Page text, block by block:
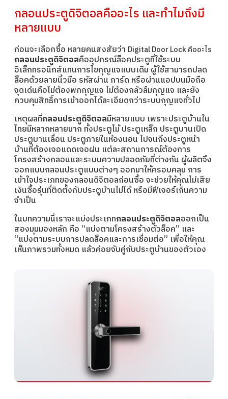
กลอนประตูดิจิตอลคืออะไร และทำไมถึงมี
หลายแบบ
ก่อนจะเลือกซื้อ หลายคนสงสัยว่า Digital Door Lock คืออะไร
กลอนประตูดิจิตอลคืออุปกรณ์ล็อคประตูที่ใช้ระบบ
อิเล็กทรอนิกส์แทนการไขกุญแจแบบเดิม ผู้ใช้สามารถปลด
ล็อคด้วยลายนิ้วมือ รหัสผ่าน การ์ด หรือผ่านแอปบนมือถือ
จุดเด่นคือไม่ต้องพกกุญแจ ไม่ต้องกลัวลืมกุญแจ และยัง
ควบคุมสิทธิ์การเข้าออกได้ละเอียดกว่าระบบกุญแจทั่วไป
เหตุผลที่กลอนประตูดิจิตอลมีหลายแบบ เพราะประตูบ้านใน
ไทยมีหลากหลายมาก ทั้งประตูไม้ ประตูเหล็ก ประตูบานเปิด
ประตูบานเลื่อน ประตูภายในห้องนอน ไปจนถึงประตูหน้า
บ้านที่ต้องเจอแดดเจอฝน แต่ละสถานการณ์ต้องการ
โครงสร้างกลอนและระบบความปลอดภัยที่ต่างกัน ผู้ผลิตจึง
ออกแบบกลอนประตูแบบต่างๆ ออกมาให้ครอบคลุม การ
เข้าใจประเภทของกลอนดิจิตอลก่อนซื้อ จะช่วยให้คุณไม่เสีย
เงินซื้อรุ่นที่ติดตั้งกับประตูบ้านไม่ได้ หรือมีฟีเจอร์เกินความ
จำเป็น
ในบทความนี้เราจะแบ่งประเภทกลอนประตูดิจิตอลออกเป็น
สองมุมมองหลัก คือ “แบ่งตามโครงสร้างตัวล็อค” และ
“แบ่งตามระบบการปลดล็อคและการเชื่อมต่อ” เพื่อให้คุณ
เห็นภาพรวมทั้งหมด แล้วค่อยจับคู่กับประตูบ้านของตัวเอง